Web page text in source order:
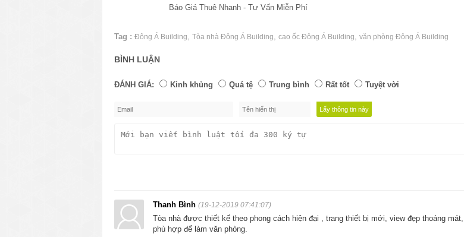
Báo Giá Thuê Nhanh - Tư Vấn Miễn Phí
Tag : Đông Á Building Tòa nhà Đông Á Building cao ốc Đông Á Building văn phòng Đông Á Building
BÌNH LUẬN
ĐÁNH GIÁ: Kinh khủng Quá tệ Trung bình Rất tốt Tuyệt vời
Thanh Bình (19-12-2019 07:41:07)
Tòa nhà được thiết kế theo phong cách hiện đại , trang thiết bị mới, view đẹp thoáng
phù hợp để làm văn phòng.